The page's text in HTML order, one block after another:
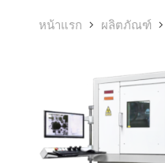
หน้าแรก
ผลิตภัณฑ์